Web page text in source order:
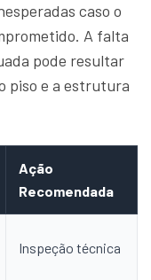
caso o
A falta
pode resultar
piso e a estrutura
Ação
Recomendada
Inspeção técnica